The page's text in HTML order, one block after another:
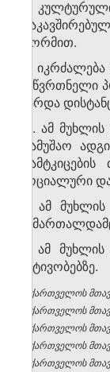
1.
ფორმით.
2.
საწვრთნელი
გარდა
. ამ მუხლის
„სამუშაო
სოციალური
3. ამ
4. ამ
აქტივობებზე.
საქართველოს
საქართველოს
საქართველოს
საქართველოს
საქართველოს